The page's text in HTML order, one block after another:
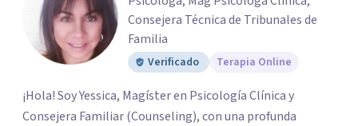
Consejera Técnica de Tribunales de
Familia
Verificado Terapia Online
¡Hola! Soy Yessica, Magíster en Psicología Clínica y
Consejera Familiar (Counseling), con una profunda